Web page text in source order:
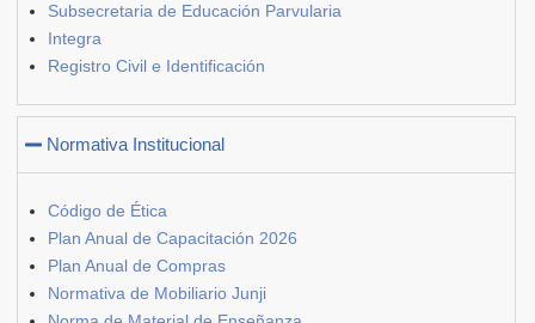
Subsecretaria de Educación Parvularia
Integra
Registro Civil e Identificación
Normativa Institucional
Código de Ética
Plan Anual de Capacitación 2026
Plan Anual de Compras
Normativa de Mobiliario Junji